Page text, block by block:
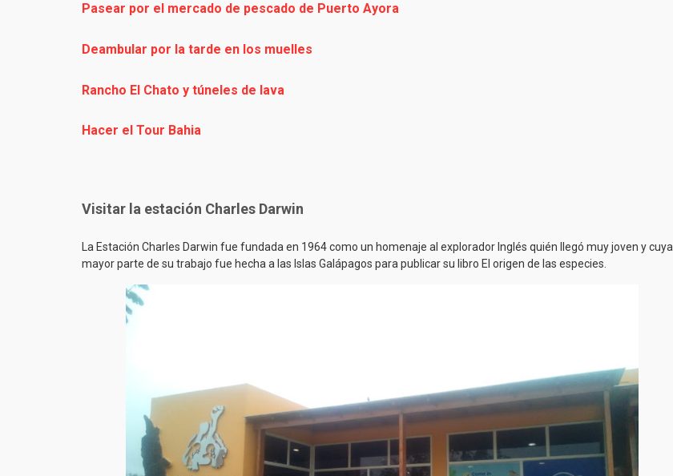
Pasear por el mercado de pescado de Puerto Ayora
Deambular por la tarde en los muelles
Rancho El Chato y túneles de lava
Hacer el Tour Bahia
Visitar la estación Charles Darwin
La Estación Charles Darwin fue fundada en 1964 como un homenaje al explorador Inglés quién llegó muy joven y cuya
mayor parte de su trabajo fue hecha a las Islas Galápagos para publicar su libro El origen de las especies.